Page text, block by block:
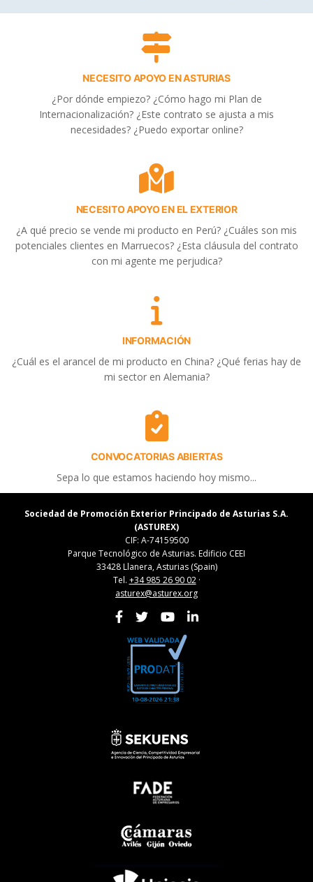
NECESITO APOYO EN ASTURIAS
¿Por dónde empiezo? ¿Cómo hago mi Plan de
Internacionalización? ¿Este contrato se ajusta a mis
necesidades? ¿Puedo exportar online?
NECESITO APOYO EN EL EXTERIOR
¿A qué precio se vende mi producto en Perú? ¿Cuáles son mis
potenciales clientes en Marruecos? ¿Esta cláusula del contrato
con mi agente me perjudica?
INFORMACIÓN
¿Cuál es el arancel de mi producto en China? ¿Qué ferias hay de
mi sector en Alemania?
CONVOCATORIAS ABIERTAS
Sepa lo que estamos haciendo hoy mismo...
Sociedad de Promoción Exterior Principado de Asturias S.A.
(ASTUREX)
CIF: A-74159500
Parque Tecnológico de Asturias. Edificio CEEI
33428 Llanera, Asturias (Spain)
Tel. +34 985 26 90 02·
asturex@asturex.org